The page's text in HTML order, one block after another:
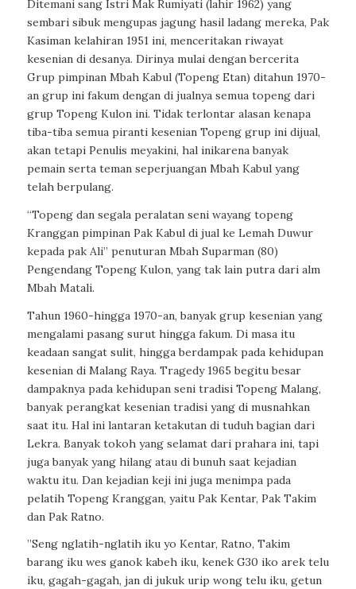
Ditemani sang Istri Mak Rumiyati (lahir 1962) yang
sembari sibuk mengupas jagung hasil ladang mereka, Pak
Kasiman kelahiran 1951 ini, menceritakan riwayat
kesenian di desanya. Dirinya mulai dengan bercerita
Grup pimpinan Mbah Kabul (Topeng Etan) ditahun 1970-
an grup ini fakum dengan di jualnya semua topeng dari
grup Topeng Kulon ini. Tidak terlontar alasan kenapa
tiba-tiba semua piranti kesenian Topeng grup ini dijual,
akan tetapi Penulis meyakini, hal inikarena banyak
pemain serta teman seperjuangan Mbah Kabul yang
telah berpulang.
“Topeng dan segala peralatan seni wayang topeng
Kranggan pimpinan Pak Kabul di jual ke Lemah Duwur
kepada pak Ali” penuturan Mbah Suparman (80)
Pengendang Topeng Kulon, yang tak lain putra dari alm
Mbah Matali.
Tahun 1960-hingga 1970-an, banyak grup kesenian yang
mengalami pasang surut hingga fakum. Di masa itu
keadaan sangat sulit, hingga berdampak pada kehidupan
kesenian di Malang Raya. Tragedy 1965 begitu besar
dampaknya pada kehidupan seni tradisi Topeng Malang,
banyak perangkat kesenian tradisi yang di musnahkan
saat itu. Hal ini lantaran ketakutan di tuduh bagian dari
Lekra. Banyak tokoh yang selamat dari prahara ini, tapi
juga banyak yang hilang atau di bunuh saat kejadian
waktu itu. Dan kejadian keji ini juga menimpa pada
pelatih Topeng Kranggan, yaitu Pak Kentar, Pak Takim
dan Pak Ratno.
”Seng nglatih-nglatih iku yo Kentar, Ratno, Takim
barang iku wes ganok kabeh iku, kenek G30 iko arek telu
iku, gagah-gagah, jan di jukuk urip wong telu iku, getun